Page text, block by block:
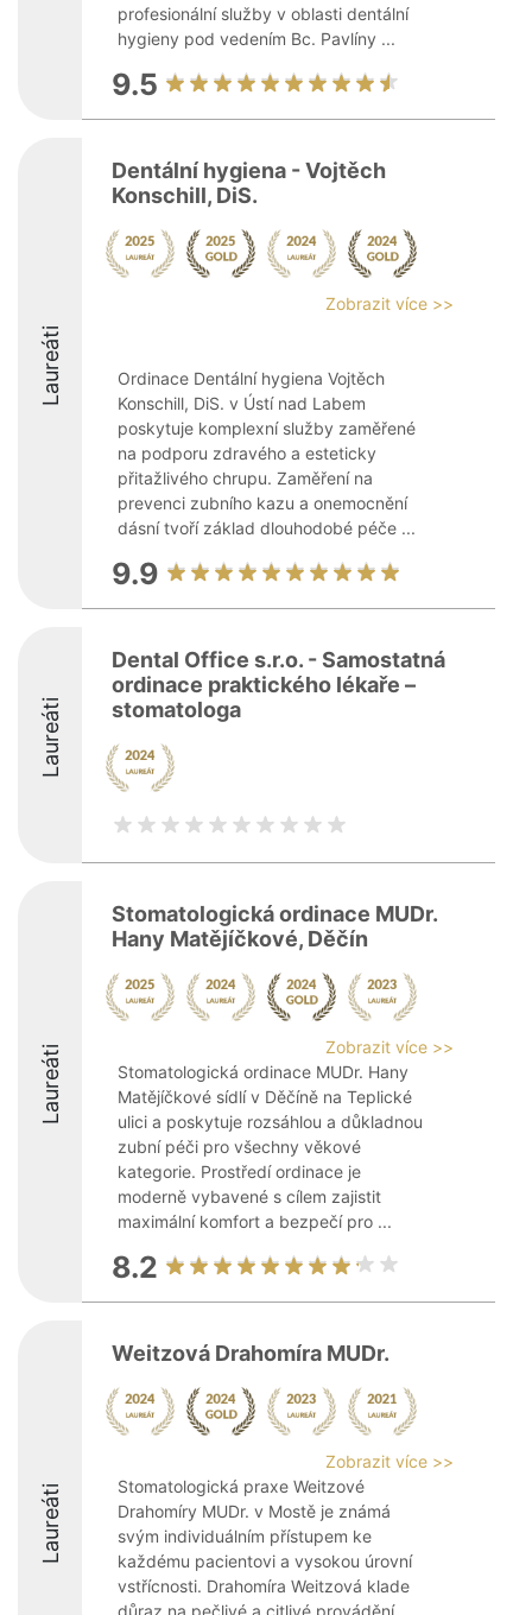
profesionální služby v oblasti dentální
hygieny pod vedením Bc. Pavlíny ...
9.5
Laureáti
Dentální hygiena - Vojtěch
Konschill, DiS.
Zobrazit více >>
Ordinace Dentální hygiena Vojtěch
Konschill, DiS. v Ústí nad Labem
poskytuje komplexní služby zaměřené
na podporu zdravého a esteticky
přitažlivého chrupu. Zaměření na
prevenci zubního kazu a onemocnění
dásní tvoří základ dlouhodobé péče ...
9.9
Laureáti
Dental Office s.r.o. - Samostatná
ordinace praktického lékaře –
stomatologa
Laureáti
Stomatologická ordinace MUDr.
Hany Matějíčkové, Děčín
Zobrazit více >>
Stomatologická ordinace MUDr. Hany
Matějíčkové sídlí v Děčíně na Teplické
ulici a poskytuje rozsáhlou a důkladnou
zubní péči pro všechny věkové
kategorie. Prostředí ordinace je
moderně vybavené s cílem zajistit
maximální komfort a bezpečí pro ...
8.2
Laureáti
Weitzová Drahomíra MUDr.
Zobrazit více >>
Stomatologická praxe Weitzové
Drahomíry MUDr. v Mostě je známá
svým individuálním přístupem ke
každému pacientovi a vysokou úrovní
vstřícnosti. Drahomíra Weitzová klade
důraz na pečlivé a citlivé provádění